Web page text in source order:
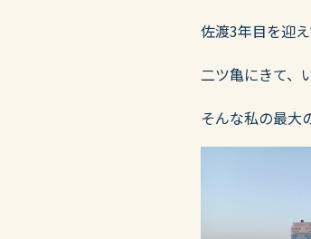
佐渡3年目を迎
二ツ亀にきて、
そんな私の最大